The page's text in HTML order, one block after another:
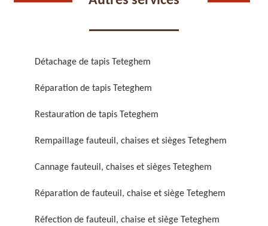
chaise et siège 59
Détachage de tapis Teteghem
Réparation de tapis Teteghem
Restauration de tapis Teteghem
Rempaillage fauteuil, chaises et sièges Teteghem
Cannage fauteuil, chaises et sièges Teteghem
Réparation de fauteuil, chaise et siège Teteghem
Réfection de fauteuil, chaise et siège Teteghem